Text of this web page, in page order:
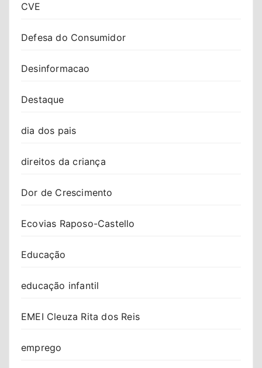
CVE
Defesa do Consumidor
Desinformacao
Destaque
dia dos pais
direitos da criança
Dor de Crescimento
Ecovias Raposo-Castello
Educação
educação infantil
EMEI Cleuza Rita dos Reis
emprego